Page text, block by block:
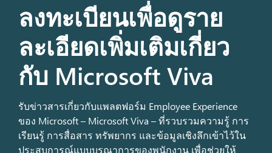
ลงทะเบียนเพื่อดูราย
ละเอียดเพิ่มเติมเกี่ยว
กับ Microsoft Viva
รับข่าวสารเกี่ยวกับแพลตฟอร์ม Employee Experience
ของ Microsoft – Microsoft Viva – ที่รวบรวมความรู้ การ
เรียนรู้ การสื่อสาร ทรัพยากร และข้อมูลเชิงลึกเข้าไว้ใน
ประสบการณ์แบบบูรณาการของพนักงาน เพื่อช่วยให้